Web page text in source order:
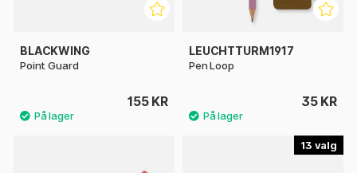
BLACKWING
Point Guard
155 KR
LEUCHTTURM1917
Pen Loop
35 KR
13